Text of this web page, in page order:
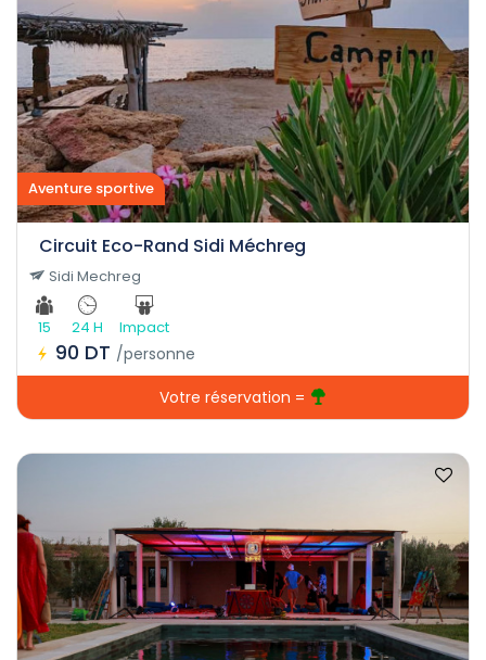
Aventure sportive
Circuit Eco-Rand Sidi Méchreg
Sidi Mechreg
15 24 H Impact
90 DT /personne
Votre réservation =